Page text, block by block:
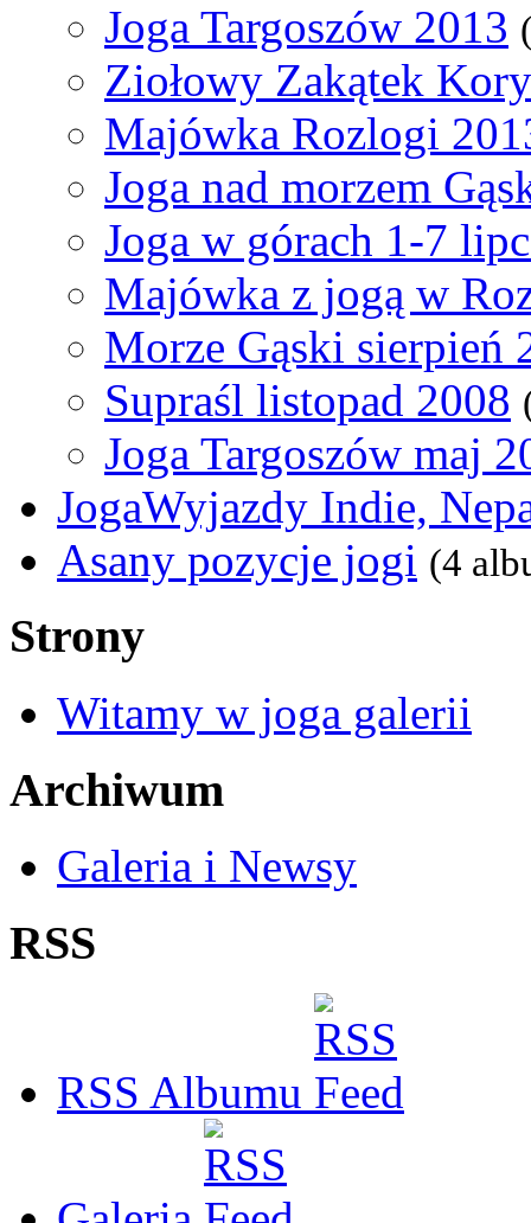
Joga Targoszów 2013
Ziołowy Zakątek
Majówka Rozlogi
Joga nad morzem
Joga w górach 1-7
Majówka z jogą w
Morze Gąski sierpień
Supraśl listopad 2008
Joga Targoszów maj
JogaWyjazdy Indie,
Asany pozycje jogi (4
Strony
Witamy w joga galerii
Archiwum
Galeria i Newsy
RSS
RSS Albumu